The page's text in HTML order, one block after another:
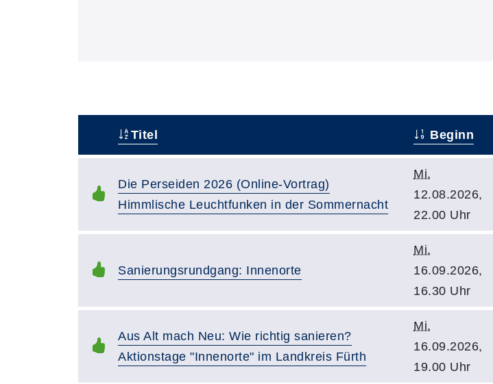
Titel Beginn
Die Perseiden 2026 (Online-Vortrag)
Himmlische Leuchtfunken in der Sommernacht
Mi.
12.08.2026,
22.00 Uhr
Sanierungsrundgang: Innenorte
Mi.
16.09.2026,
16.30 Uhr
Aus Alt mach Neu: Wie richtig sanieren?
Aktionstage "Innenorte" im Landkreis Fürth
Mi.
16.09.2026,
19.00 Uhr